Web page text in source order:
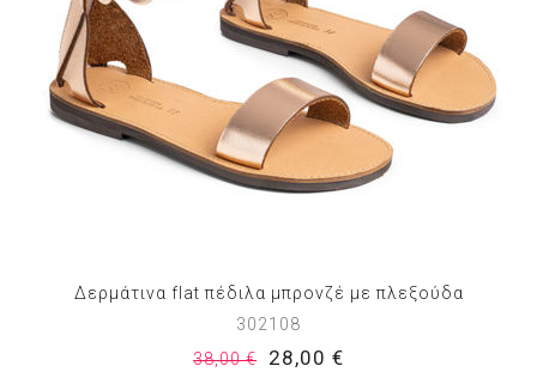
Δερμάτινα flat πέδιλα μπρονζέ με πλεξούδα
302108
38,00 €
28,00 €